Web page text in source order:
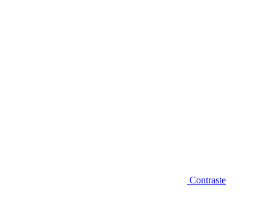
Contraste